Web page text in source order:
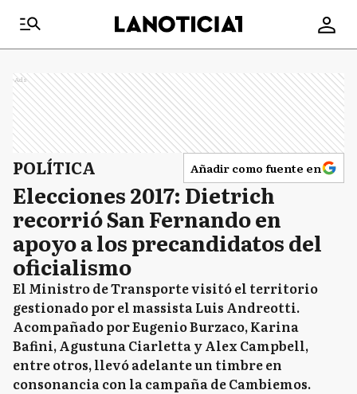
Ads
POLÍTICA Añadir como fuente en
Elecciones 2017: Dietrich
recorrió San Fernando en
apoyo a los precandidatos del
oficialismo
El Ministro de Transporte visitó el territorio
gestionado por el massista Luis Andreotti.
Acompañado por Eugenio Burzaco, Karina
Bafini, Agustuna Ciarletta y Alex Campbell,
entre otros, llevó adelante un timbre en
consonancia con la campaña de Cambiemos.